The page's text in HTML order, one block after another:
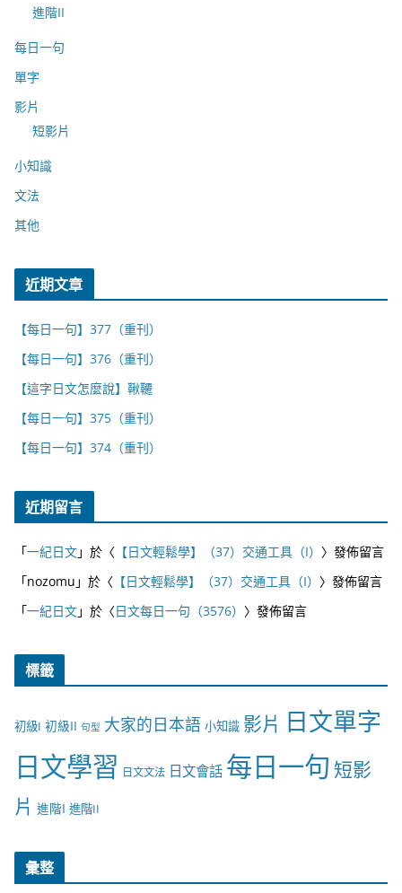
進階II
每日一句
單字
影片
短影片
小知識
文法
其他
近期文章
【每日一句】377（重刊）
【每日一句】376（重刊）
【這字日文怎麼說】鞦韆
【每日一句】375（重刊）
【每日一句】374（重刊）
近期留言
「一紀日文」於〈 【日文輕鬆學】（37）交通工具（I） 〉發佈留言
「nozomu 」於〈 【日文輕鬆學】（37）交通工具（I） 〉發佈留言
「一紀日文」於〈日文每日一句（3576） 〉發佈留言
標籤
初級I 初級II 句型 大家的日本語 小知識 影片 日文單字
日文學習 日文文法 日文會話 每日一句 短影
片 進階I 進階II
彙整